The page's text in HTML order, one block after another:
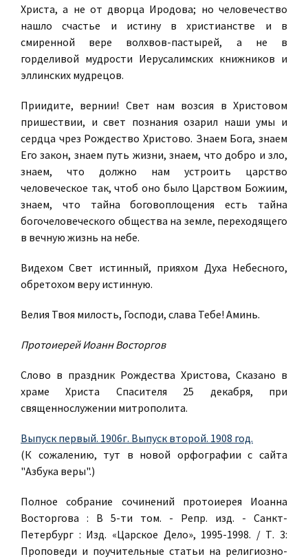
Христа, а не от дворца Иродова; но человечество
нашло счастье и истину в христианстве и в
смиренной вере волхвов-пастырей, а не в
горделивой мудрости Иерусалимских книжников и
эллинских мудрецов.
Приидите, вернии! Свет нам возсия в Христовом
пришествии, и свет познания озарил наши умы и
сердца чрез Рождество Христово. Знаем Бога, знаем
Его закон, знаем путь жизни, знаем, что добро и зло,
знаем, что должно нам устроить царство
человеческое так, чтоб оно было Царством Божиим,
знаем, что тайна боговоплощения есть тайна
богочеловеческого общества на земле, переходящего
в вечную жизнь на небе.
Видехом Свет истинный, прияхом Духа Небесного,
обретохом веру истинную.
Велия Твоя милость, Господи, слава Тебе! Аминь.
Протоиерей Иоанн Восторгов
Слово в праздник Рождества Христова, Сказано в
храме Христа Спасителя 25 декабря, при
священнослужении митрополита.
Выпуск первый. 1906г. Выпуск второй. 1908 год.
(К сожалению, тут в новой орфографии с сайта
"Азбука веры".)
Полное собрание сочинений протоиерея Иоанна
Восторгова : В 5-ти том. - Репр. изд. - Санкт-
Петербург : Изд. «Царское Дело», 1995-1998. / Т. 3:
Проповеди и поучительные статьи на религиозно-